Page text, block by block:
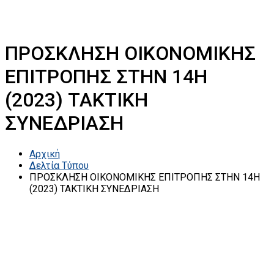
ΠΡΟΣΚΛΗΣΗ ΟΙΚΟΝΟΜΙΚΗΣ
ΕΠΙΤΡΟΠΗΣ ΣΤΗΝ 14Η
(2023) ΤΑΚΤΙΚΗ
ΣΥΝΕΔΡΙΑΣΗ
Αρχική
Δελτία Τύπου
ΠΡΟΣΚΛΗΣΗ ΟΙΚΟΝΟΜΙΚΗΣ ΕΠΙΤΡΟΠΗΣ ΣΤΗΝ 14Η
(2023) ΤΑΚΤΙΚΗ ΣΥΝΕΔΡΙΑΣΗ